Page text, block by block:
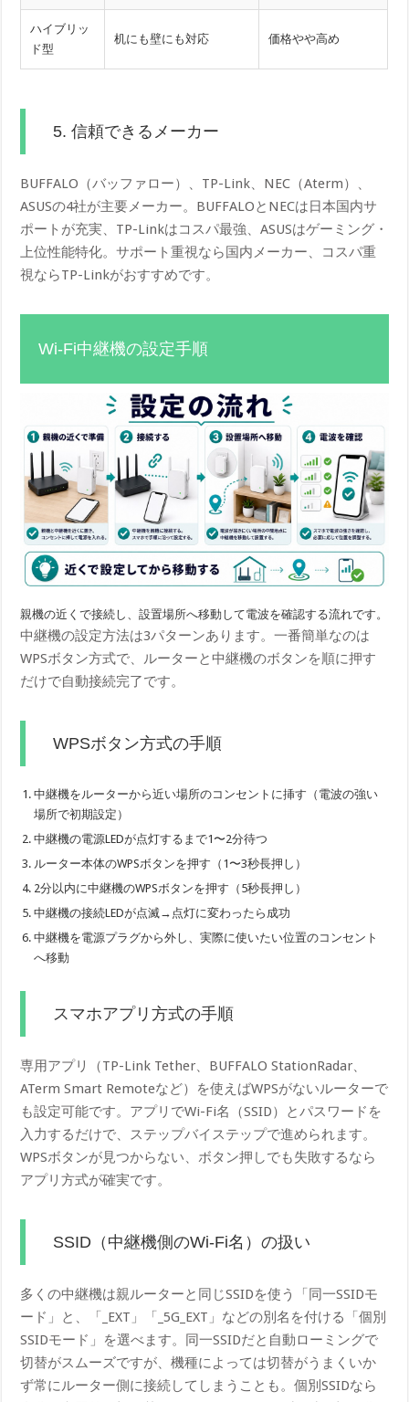
ハイブリッ
ド型
机にも壁にも対応 価格やや高め
5. 信頼できるメーカー
BUFFALO（バッファロー）、TP-Link、NEC（Aterm）、
ASUSの4社が主要メーカー。BUFFALOとNECは日本国内サ
ポートが充実、TP-Linkはコスパ最強、ASUSはゲーミング・
上位性能特化。サポート重視なら国内メーカー、コスパ重
視ならTP-Linkがおすすめです。
Wi-Fi中継機の設定手順
親機の近くで接続し、設置場所へ移動して電波を確認する流れです。
中継機の設定方法は3パターンあります。一番簡単なのは
WPSボタン方式で、ルーターと中継機のボタンを順に押す
だけで自動接続完了です。
WPSボタン方式の手順
中継機をルーターから近い場所のコンセントに挿す（電波の強い
場所で初期設定）
中継機の電源LEDが点灯するまで1〜2分待つ
ルーター本体のWPSボタンを押す（1〜3秒長押し）
2分以内に中継機のWPSボタンを押す（5秒長押し）
中継機の接続LEDが点滅→点灯に変わったら成功
中継機を電源プラグから外し、実際に使いたい位置のコンセント
へ移動
スマホアプリ方式の手順
専用アプリ（TP-Link Tether、BUFFALO StationRadar、
ATerm Smart Remoteなど）を使えばWPSがないルーターで
も設定可能です。アプリでWi-Fi名（SSID）とパスワードを
入力するだけで、ステップバイステップで進められます。
WPSボタンが見つからない、ボタン押しでも失敗するなら
アプリ方式が確実です。
SSID（中継機側のWi-Fi名）の扱い
多くの中継機は親ルーターと同じSSIDを使う「同一SSIDモ
ード」と、「_EXT」「_5G_EXT」などの別名を付ける「個別
SSIDモード」を選べます。同一SSIDだと自動ローミングで
切替がスムーズですが、機種によっては切替がうまくいか
ず常にルーター側に接続してしまうことも。個別SSIDなら